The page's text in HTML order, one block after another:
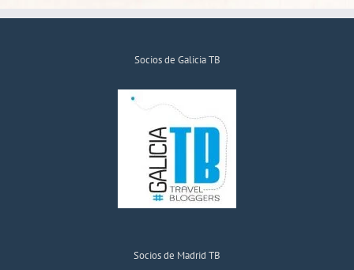
Socios de Galicia TB
Socios de Madrid TB